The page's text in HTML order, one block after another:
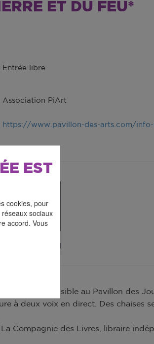
EST
cookies, pour
sociaux
accord. Vous
ET DU FEU*
Entrée libre
Association PiArt
https://www.pavillon-des-arts.com/
visible au Pavillon des
à deux voix en direct. Des chaises
Compagnie des Livres, libraire